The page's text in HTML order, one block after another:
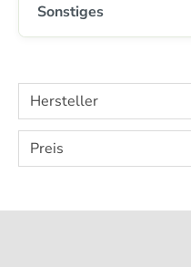
Sonstiges
Hersteller
Preis